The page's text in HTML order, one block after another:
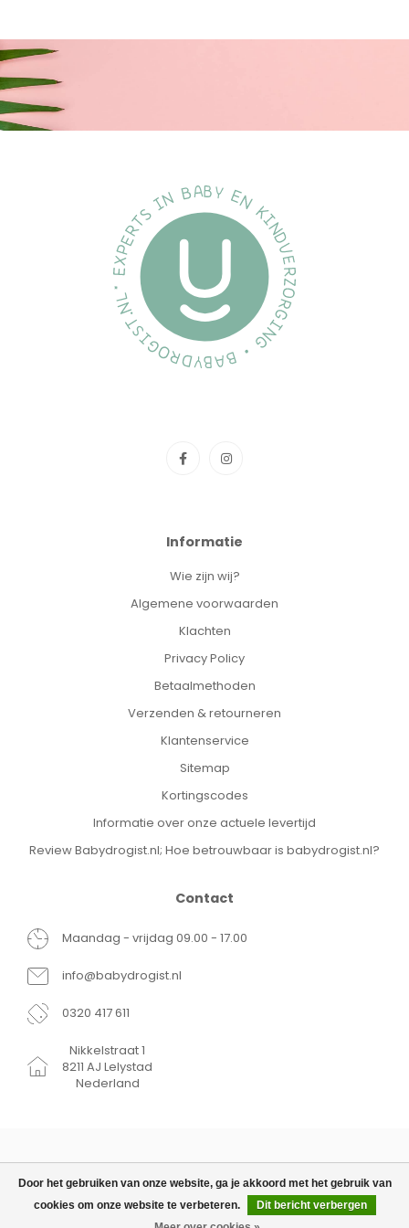
TOEVOEGEN AAN WINKELWAGEN
Door het gebruiken van onze website, ga je akkoord met het gebruik van
cookies om onze website te verbeteren.
Dit bericht verbergen
Informatie
Wie zijn wij?
Algemene voorwaarden
Klachten
Privacy Policy
Betaalmethoden
Verzenden & retourneren
Klantenservice
Sitemap
Kortingscodes
Informatie over onze actuele levertijd
Review Babydrogist.nl; Hoe betrouwbaar is babydrogist.nl?
Contact
Maandag - vrijdag 09.00 - 17.00
info@babydrogist.nl
0320 417 611
Nikkelstraat 1
8211 AJ Lelystad
Nederland
© Copyright 2026 Babydrogist.nl